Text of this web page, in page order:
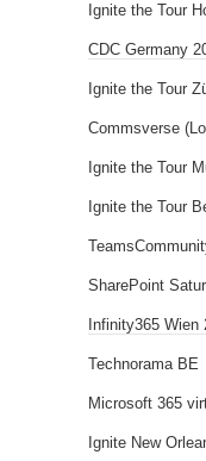
Ignite the Tour
CDC Germany
Ignite the Tour
Commsverse
Ignite the Tour
Ignite the Tour
SharePoint
Infinity365 Wien
Technorama BE
Microsoft 365
Ignite New